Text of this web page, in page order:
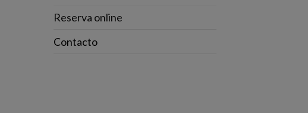
Reserva online
Contacto